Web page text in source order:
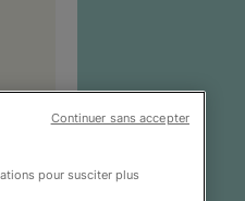
pour susciter plus
Continuer sans accepter